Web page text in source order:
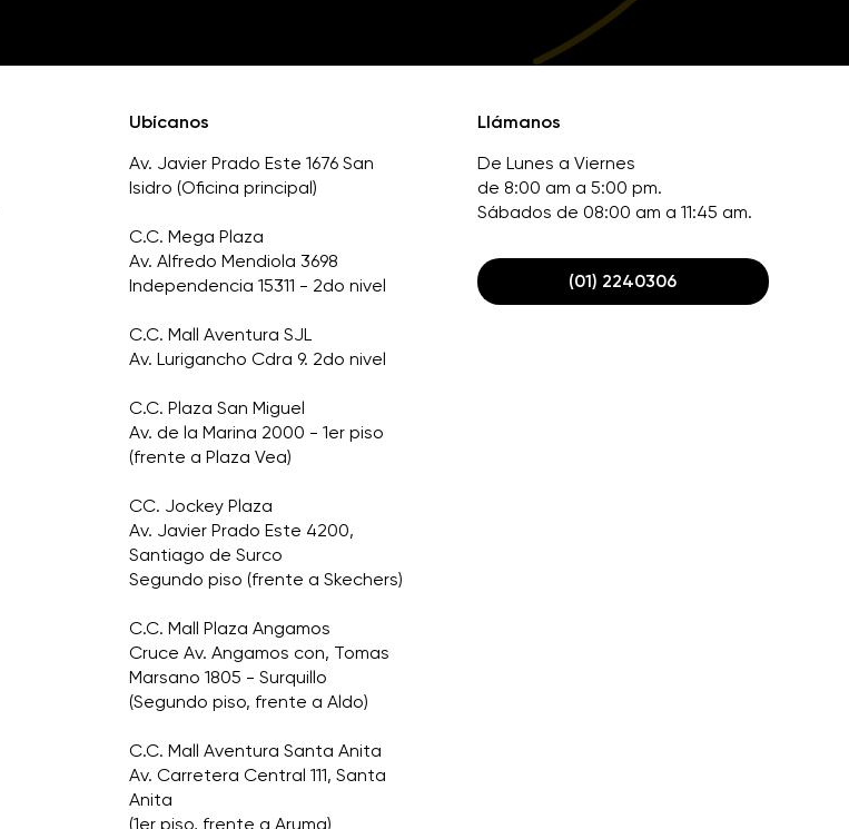
Ubícanos
Av. Javier Prado Este 1676 San
Isidro (Oficina principal)
C.C. Mega Plaza
Av. Alfredo Mendiola 3698
Independencia 15311 - 2do nivel
C.C. Mall Aventura SJL
Av. Lurigancho Cdra 9. 2do nivel
C.C. Plaza San Miguel
Av. de la Marina 2000 - 1er piso
(frente a Plaza Vea)
CC. Jockey Plaza
Av. Javier Prado Este 4200,
Santiago de Surco
Segundo piso (frente a Skechers)
C.C. Mall Plaza Angamos
Cruce Av. Angamos con, Tomas
Marsano 1805 - Surquillo
(Segundo piso, frente a Aldo)
C.C. Mall Aventura Santa Anita
Av. Carretera Central 111, Santa
Anita
(1er piso, frente a Aruma)
Llámanos
De Lunes a Viernes
de 8:00 am a 5:00 pm.
Sábados de 08:00 am a 11:45 am.
(01) 2240306